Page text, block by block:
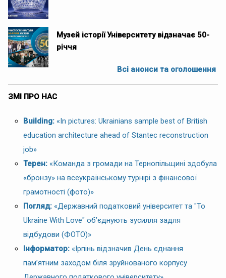
Музей історії Університету відзначає 50-
річчя
Всі анонси та оголошення
ЗМІ ПРО НАС
Building: «In pictures: Ukrainians sample best of British
education architecture ahead of Stantec reconstruction
job»
Терен: «Команда з громади на Тернопільщині здобула
«бронзу» на всеукраїнському турнірі з фінансової
грамотності (фото)»
Погляд: «Державний податковий університет та "To
Ukraine With Love" об’єднують зусилля задля
відбудови (ФОТО)»
Інформатор: «Ірпінь відзначив День єднання
пам’ятним заходом біля зруйнованого корпусу